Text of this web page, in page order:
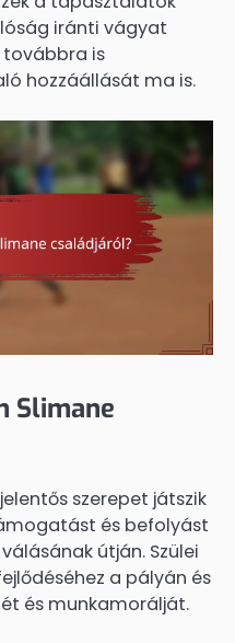
iránti vágyat
továbbra is
hozzáállását ma is.
Slimane
szerepet játszik
és befolyást
útján. Szülei
a pályán és
és munkamorálját.